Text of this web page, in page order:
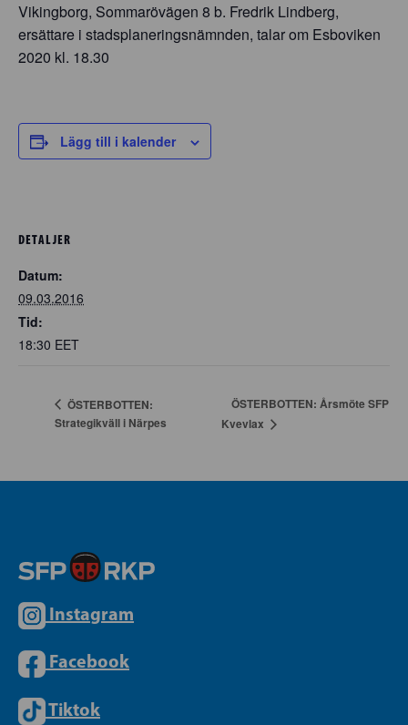
Vikingborg, Sommarövägen 8 b. Fredrik Lindberg,
ersättare i stadsplaneringsnämnden, talar om Esboviken
2020 kl. 18.30
Lägg till i kalender
DETALJER
Datum:
09.03.2016
Tid:
18:30 EET
ÖSTERBOTTEN:
Strategikväll i Närpes
ÖSTERBOTTEN: Årsmöte SFP
Kvevlax
Instagram
Facebook
Tiktok